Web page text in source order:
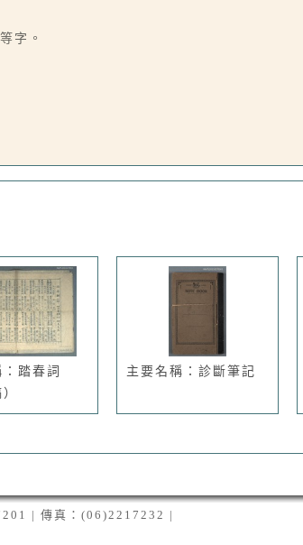
字。
踏春詞
主要名稱：診斷筆記
| 傳真：(06)2217232 |